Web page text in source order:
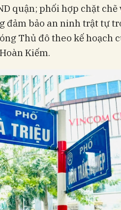
quận; phối hợp chặt chẽ
đảm bảo an ninh trật tự
Thủ đô theo kế hoạch
Kiếm.